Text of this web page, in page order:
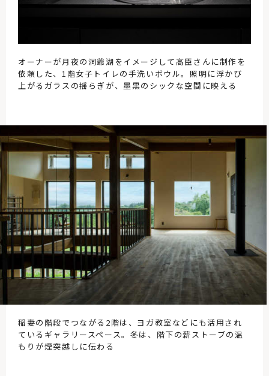
オーナーが月夜の洞爺湖をイメージして高臣さんに制作を
依頼した、1階女子トイレの手洗いボウル。照明に浮かび
上がるガラスの揺らぎが、墨黒のシックな空間に映える
稲妻の階段でつながる2階は、ヨガ教室などにも活用され
ているギャラリースペース。冬は、階下の薪ストーブの温
もりが煙突越しに伝わる